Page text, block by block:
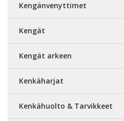
Kengänvenyttimet
Kengät
Kengät arkeen
Kenkäharjat
Kenkähuolto & Tarvikkeet